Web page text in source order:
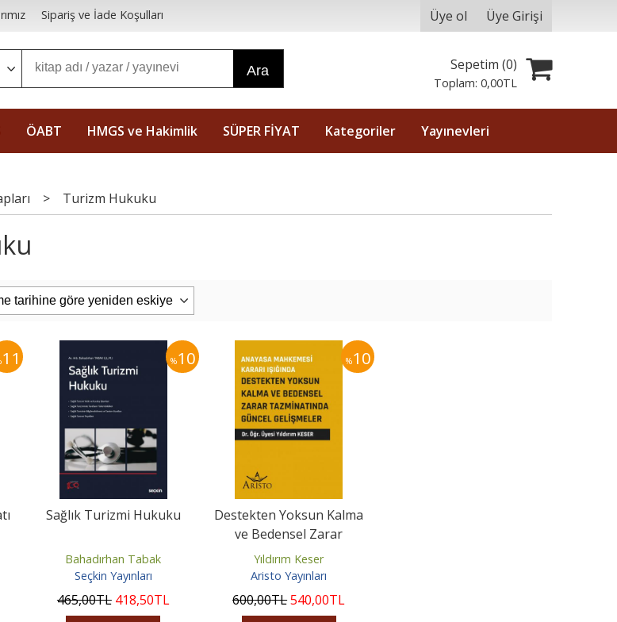
Sipariş ve İade Koşulları Üye ol Üye Girişi
Ara Sepetim (0)
Toplam:0,00TL
ÖABT HMGS ve Hakimlik SÜPER FİYAT Kategoriler Yayınevleri
> Turizm Hukuku
11 %10
Sağlık Turizmi Hukuku
Bahadırhan Tabak
Seçkin Yayınları
465,00TL 418,50TL
%10
Destekten Yoksun Kalma
ve Bedensel Zarar
Tazminatında Güncel
Gelişmeler
Yıldırım Keser
Aristo Yayınları
600,00TL540,00TL